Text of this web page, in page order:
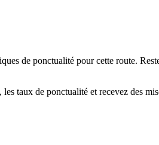
de ponctualité pour cette route.
taux de ponctualité et recevez des